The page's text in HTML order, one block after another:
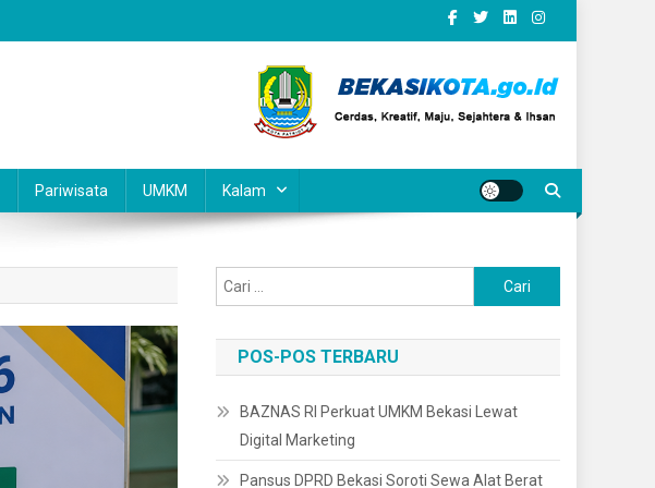
Pariwisata UMKM Kalam
untuk:
POS-POS TERBARU
BAZNAS RI Perkuat UMKM Bekasi Lewat
Digital Marketing
Pansus DPRD Bekasi Soroti Sewa Alat Berat